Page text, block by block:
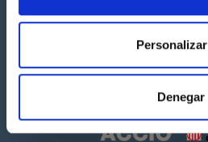
Personalizar
Denegar
Síguenos: